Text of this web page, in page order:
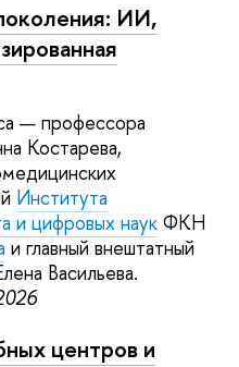
ИИ,
— профессора
Костарева,
Института
и цифровых наук ФКН
и главный внештатный
Васильева.
центров и